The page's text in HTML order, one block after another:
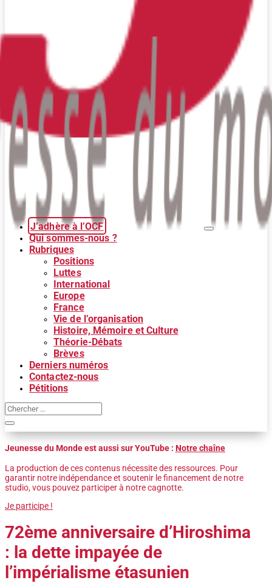
J’adhère à l’OCF
Qui sommes-nous ?
Rubriques
Positions
Luttes
International
Europe
France
Vie de l’organisation
Histoire, Mémoire et Culture
Théorie-Débats
Brèves
Derniers numéros
Contactez-nous
Pétitions
Jeunesse du Monde est aussi sur YouTube : Notre chaîne
La production de ces contenus nécessite des ressources. Pour
garantir notre indépendance et soutenir le financement de notre
studio, vous pouvez participer à notre cagnotte.
Je participe !
72ème anniversaire d’Hiroshima
: la dette impayée de
l’impérialisme étasunien